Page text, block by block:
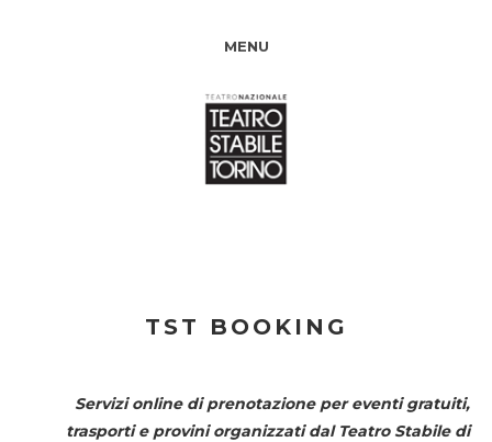
MENU
TST BOOKING
Servizi online di prenotazione per eventi gratuiti,
trasporti e provini organizzati dal Teatro Stabile di